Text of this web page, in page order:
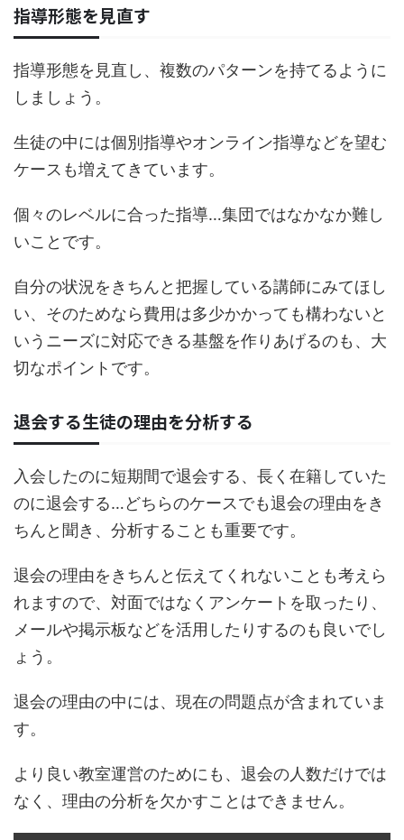
指導形態を見直す
指導形態を見直し、複数のパターンを持てるように
しましょう。
生徒の中には個別指導やオンライン指導などを望む
ケースも増えてきています。
個々のレベルに合った指導…集団ではなかなか難し
いことです。
自分の状況をきちんと把握している講師にみてほし
い、そのためなら費用は多少かかっても構わないと
いうニーズに対応できる基盤を作りあげるのも、大
切なポイントです。
退会する生徒の理由を分析する
入会したのに短期間で退会する、長く在籍していた
のに退会する…どちらのケースでも退会の理由をき
ちんと聞き、分析することも重要です。
退会の理由をきちんと伝えてくれないことも考えら
れますので、対面ではなくアンケートを取ったり、
メールや掲示板などを活用したりするのも良いでし
ょう。
退会の理由の中には、現在の問題点が含まれていま
す。
より良い教室運営のためにも、退会の人数だけでは
なく、理由の分析を欠かすことはできません。